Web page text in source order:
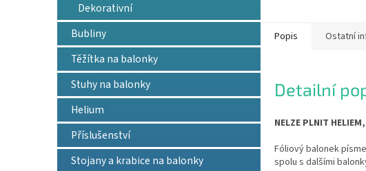
Dekorativní
Bubliny
Těžítka na balonky
Stuhy na balonky
Helium
Příslušenství
Stojany a krabice na balonky
Popis Ostatní
Detailní
NELZE PLNIT
Fóliový balonek
spolu s dalšími